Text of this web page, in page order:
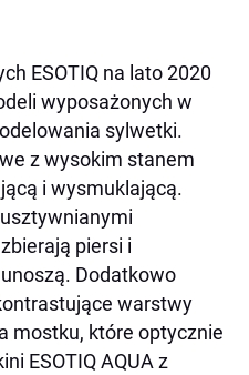
ESOTIQ na lato 2020
wyposażonych w
sylwetki.
z wysokim stanem
i wysmuklającą.
usztywnianymi
piersi i
Dodatkowo
warstwy
mostku, które optycznie
ESOTIQ AQUA z